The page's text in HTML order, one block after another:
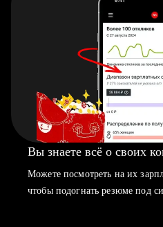
Вы знаете всё о своих
Можете посмотреть на их
чтобы подогнать резюме под